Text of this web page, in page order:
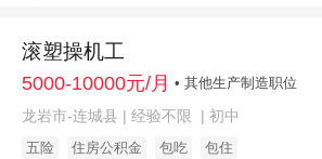
滚塑操机工
5000-10000元/月 • 其他生产制造职位
龙岩市-连城县 | 经验不限 | 初中
五险 住房公积金 包吃 包住